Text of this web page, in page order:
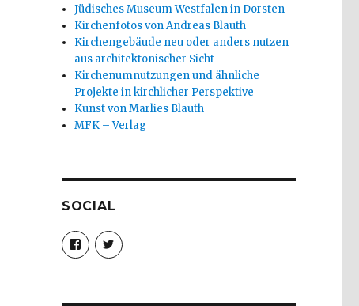
Jüdisches Museum Westfalen in Dorsten
Kirchenfotos von Andreas Blauth
Kirchengebäude neu oder anders nutzen
aus architektonischer Sicht
Kirchenumnutzungen und ähnliche
Projekte in kirchlicher Perspektive
Kunst von Marlies Blauth
MFK – Verlag
SOCIAL
Profil
von
christoph.fleischer1
anzeigen
Profil
von
anzeigen